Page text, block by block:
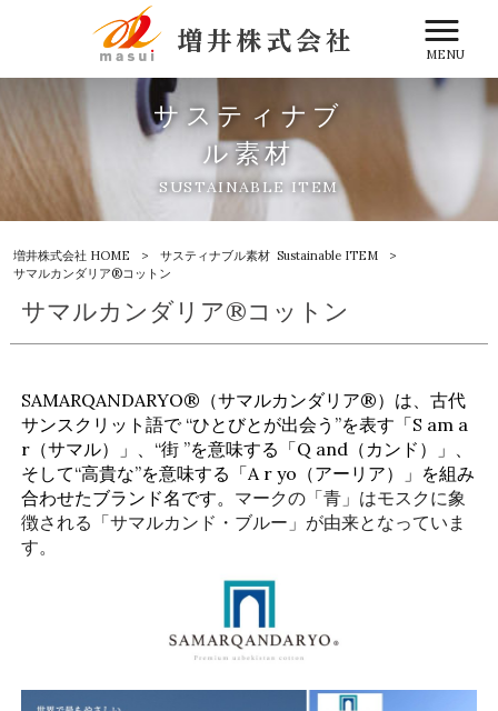
MENU
サスティナブ
ル素材
SUSTAINABLE ITEM
増井株式会社 HOME > サスティナブル素材 Sustainable ITEM
>
サマルカンダリア®コットン
サマルカンダリア®コットン
SAMARQANDARYO®（サマルカンダリア®）は、古代
サンスクリット語で “ひとびとが出会う”を表す「S am a
r（サマル）」、“街 ”を意味する「Q and（カンド）」、
そして“高貴な”を意味する「A r yo（アーリア）」を組み
合わせたブランド名です。 マークの「青」はモスクに象
徴される「サマルカンド・ブルー」が由来となっていま
す。